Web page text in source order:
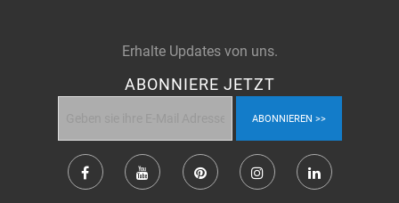
Erhalte Updates von uns.
ABONNIERE JETZT
ABONNIEREN